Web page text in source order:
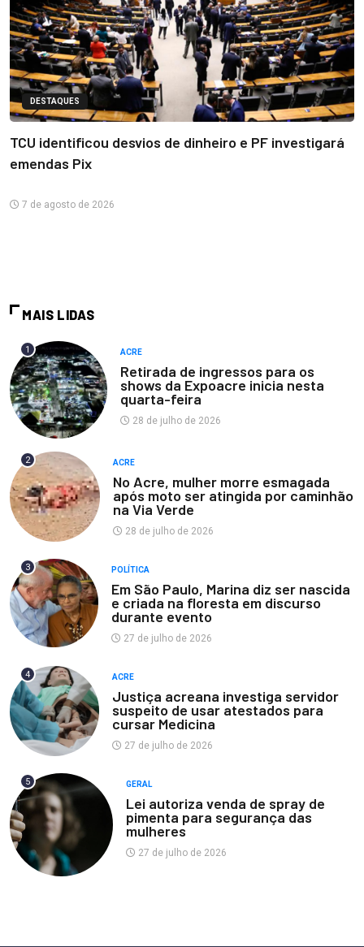
DESTAQUES
TCU identificou desvios de dinheiro e PF investigará
emendas Pix
7 de agosto de 2026
MAIS LIDAS
1 ACRE
Retirada de ingressos para os
shows da Expoacre inicia nesta
quarta-feira
28 de julho de 2026
2 ACRE
No Acre, mulher morre esmagada
após moto ser atingida por caminhão
na Via Verde
28 de julho de 2026
3 POLÍTICA
Em São Paulo, Marina diz ser nascida
e criada na floresta em discurso
durante evento
27 de julho de 2026
4 ACRE
Justiça acreana investiga servidor
suspeito de usar atestados para
cursar Medicina
27 de julho de 2026
5 GERAL
Lei autoriza venda de spray de
pimenta para segurança das
mulheres
27 de julho de 2026